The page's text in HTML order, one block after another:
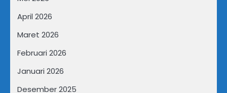
April 2026
Maret 2026
Februari 2026
Januari 2026
Desember 2025